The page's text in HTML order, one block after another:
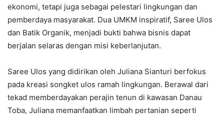
ekonomi, tetapi juga sebagai pelestari lingkungan dan
pemberdaya masyarakat. Dua UMKM inspiratif, Saree Ulos
dan Batik Organik, menjadi bukti bahwa bisnis dapat
berjalan selaras dengan misi keberlanjutan.
Saree Ulos yang didirikan oleh Juliana Sianturi berfokus
pada kreasi songket ulos ramah lingkungan. Berawal dari
tekad memberdayakan perajin tenun di kawasan Danau
Toba, Juliana memanfaatkan limbah pertanian seperti